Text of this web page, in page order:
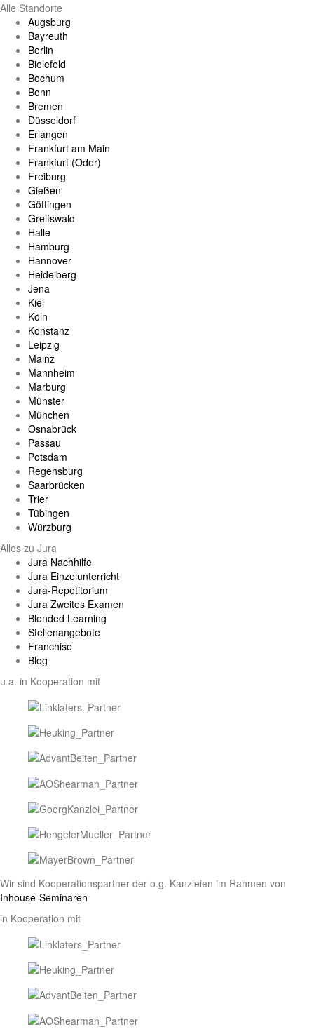
Alle Standorte
Augsburg
Bayreuth
Berlin
Bielefeld
Bochum
Bonn
Bremen
Düsseldorf
Erlangen
Frankfurt am Main
Frankfurt (Oder)
Freiburg
Gießen
Göttingen
Greifswald
Halle
Hamburg
Hannover
Heidelberg
Jena
Kiel
Köln
Konstanz
Leipzig
Mainz
Mannheim
Marburg
Münster
München
Osnabrück
Passau
Potsdam
Regensburg
Saarbrücken
Trier
Tübingen
Würzburg
Alles zu Jura
Jura Nachhilfe
Jura Einzelunterricht
Jura-Repetitorium
Jura Zweites Examen
Blended Learning
Stellenangebote
Franchise
Blog
u.a. in Kooperation mit
Wir sind Kooperationspartner der o.g. Kanzleien im Rahmen von
Inhouse-Seminaren
in Kooperation mit